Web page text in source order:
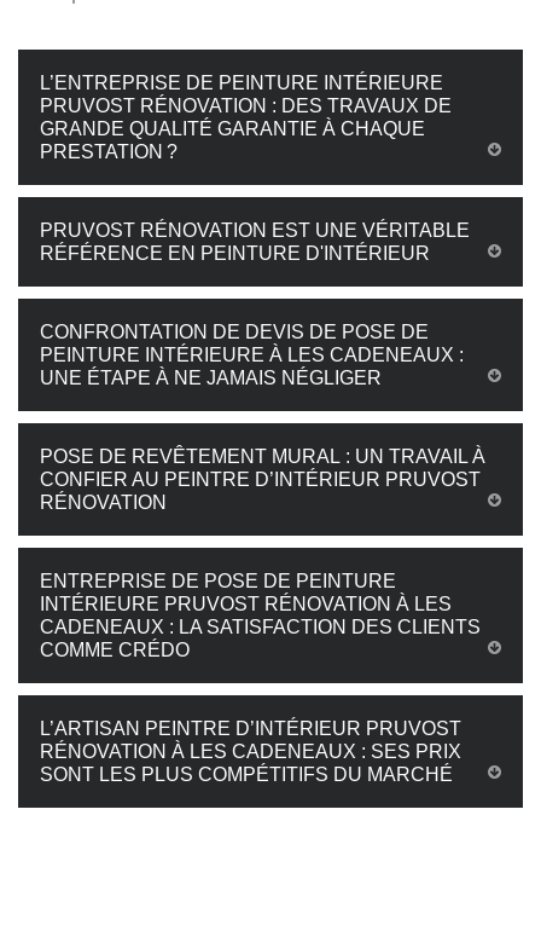
L’ENTREPRISE DE PEINTURE INTÉRIEURE
PRUVOST RÉNOVATION : DES TRAVAUX DE
GRANDE QUALITÉ GARANTIE À CHAQUE
PRESTATION ?
PRUVOST RÉNOVATION EST UNE VÉRITABLE
RÉFÉRENCE EN PEINTURE D'INTÉRIEUR
CONFRONTATION DE DEVIS DE POSE DE
PEINTURE INTÉRIEURE À LES CADENEAUX :
UNE ÉTAPE À NE JAMAIS NÉGLIGER
POSE DE REVÊTEMENT MURAL : UN TRAVAIL À
CONFIER AU PEINTRE D’INTÉRIEUR PRUVOST
RÉNOVATION
ENTREPRISE DE POSE DE PEINTURE
INTÉRIEURE PRUVOST RÉNOVATION À LES
CADENEAUX : LA SATISFACTION DES CLIENTS
COMME CRÉDO
L’ARTISAN PEINTRE D’INTÉRIEUR PRUVOST
RÉNOVATION À LES CADENEAUX : SES PRIX
SONT LES PLUS COMPÉTITIFS DU MARCHÉ